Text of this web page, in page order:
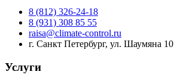
8 (812) 326-24-18
8 (931) 308 85 55
raisa@climate-control.ru
г. Санкт Петербург, ул. Шаумяна 10
Услуги